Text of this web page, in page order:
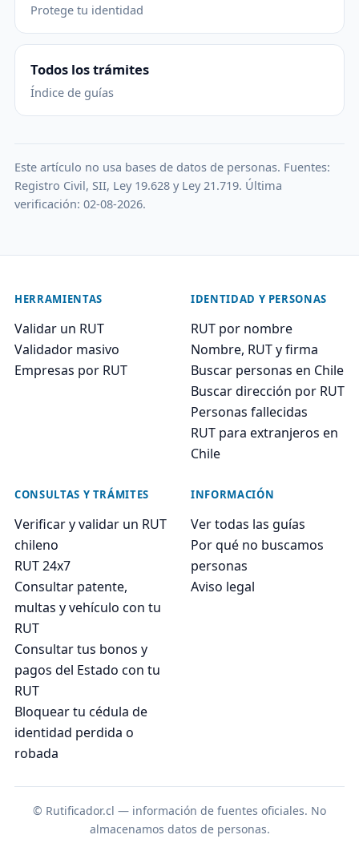
Protege tu identidad
Todos los trámites
Índice de guías
Este artículo no usa bases de datos de personas. Fuentes:
Registro Civil, SII, Ley 19.628 y Ley 21.719. Última
verificación: 02-08-2026.
HERRAMIENTAS
Validar un RUT
Validador masivo
Empresas por RUT
IDENTIDAD Y PERSONAS
RUT por nombre
Nombre, RUT y firma
Buscar personas en Chile
Buscar dirección por RUT
Personas fallecidas
RUT para extranjeros en
Chile
CONSULTAS Y TRÁMITES
Verificar y validar un RUT
chileno
RUT 24x7
Consultar patente,
multas y vehículo con tu
RUT
Consultar tus bonos y
pagos del Estado con tu
RUT
Bloquear tu cédula de
identidad perdida o
robada
INFORMACIÓN
Ver todas las guías
Por qué no buscamos
personas
Aviso legal
© Rutificador.cl — información de fuentes oficiales. No
almacenamos datos de personas.